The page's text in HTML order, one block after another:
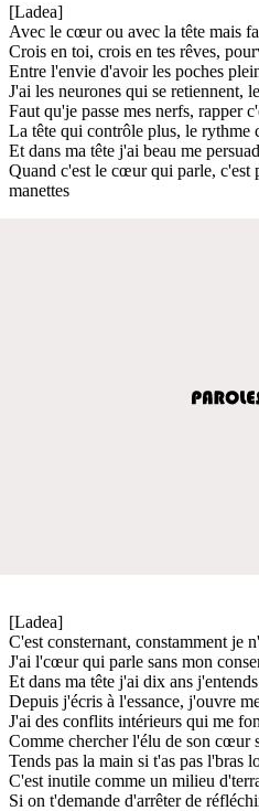
[Ladea]
Avec le cœur ou avec la tête mais
Crois en toi, crois en tes rêves,
Entre l'envie d'avoir les poches
J'ai les neurones qui se retiennent,
Faut qu'je passe mes nerfs, rapper
La tête qui contrôle plus, le rythme
Et dans ma tête j'ai beau me
Quand c'est le cœur qui parle, c'est
manettes
[Ladea]
C'est consternant, constamment je
J'ai l'cœur qui parle sans mon
Et dans ma tête j'ai dix ans
Depuis j'écris à l'essance, j'ouvre
J'ai des conflits intérieurs qui me
Comme chercher l'élu de son cœur
Tends pas la main si t'as pas l'bras
C'est inutile comme un milieu
Si on t'demande d'arrêter de